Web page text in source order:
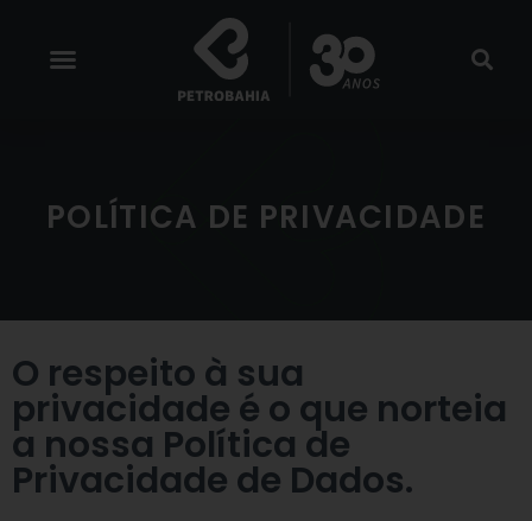
POLÍTICA DE PRIVACIDADE
O respeito à sua
privacidade é o que norteia
a nossa Política de
Privacidade de Dados.